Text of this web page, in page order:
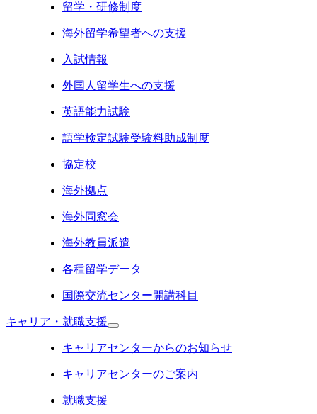
留学・研修制度
海外留学希望者への支援
入試情報
外国人留学生への支援
英語能力試験
語学検定試験受験料助成制度
協定校
海外拠点
海外同窓会
海外教員派遣
各種留学データ
国際交流センター開講科目
キャリア・就職支援
キャリアセンターからのお知らせ
キャリアセンターのご案内
就職支援